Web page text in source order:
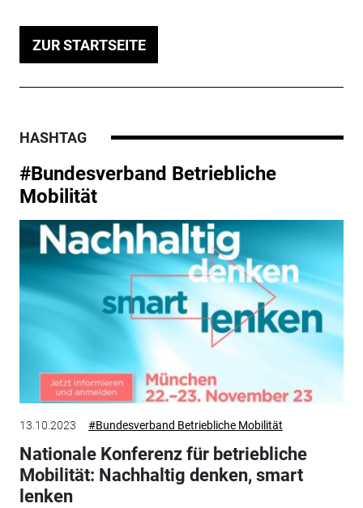
ZUR STARTSEITE
HASHTAG
#Bundesverband Betriebliche
Mobilität
13.10.2023 #Bundesverband Betriebliche Mobilität
Nationale Konferenz für betriebliche
Mobilität: Nachhaltig denken, smart
lenken